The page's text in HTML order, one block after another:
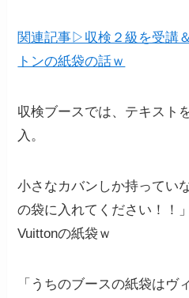
関連記事▷収検２級を受講
トンの紙袋の話ｗ
収検ブースでは、テキスト
入。
小さなカバンしか持ってい
の袋に入れてください！！
Vuittonの紙袋ｗ
「うちのブースの紙袋はヴ